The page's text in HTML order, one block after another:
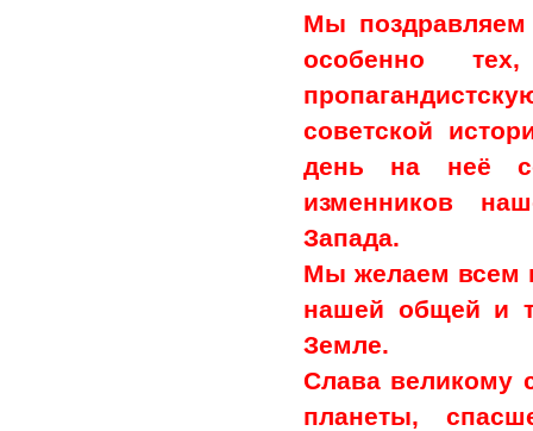
Мы поздравляем
особенно
советской
день на неё
изменников
Запада.
Мы желаем всем
нашей общей и
Земле.
Слава великому
планеты,